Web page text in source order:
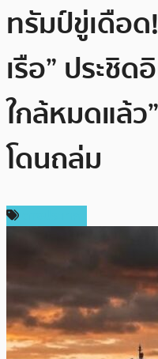
ทรัมป์ขู่เดือ
เรือ” ประชิด
ใกล้หมดแล้ว
โดนถล่ม